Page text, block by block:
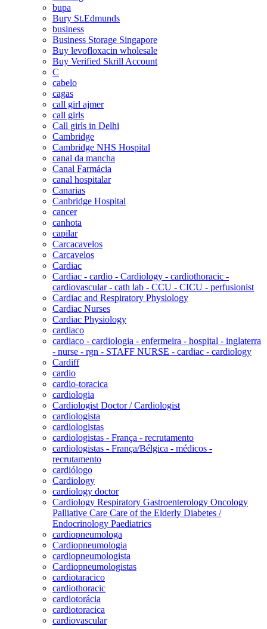
bupa
Bury St.Edmunds
business
Business Storage Singapore
Buy levofloxacin wholesale
Buy Verified Skrill Account
C
cabelo
cagas
call girl ajmer
call girls
Call girls in Delhi
Cambridge
Cambridge NHS Hospital
canal da mancha
Canal Farmácia
canal hospitalar
Canarias
Canbridge Hospital
cancer
canhota
capilar
Carcacavelos
Carcavelos
Cardiac
Cardiac - cardio - Cardiology - cardiothoracic -
cardiovascular - cath lab - CCU - CICU - perfusionist
Cardiac and Respiratory Physiology
Cardiac Nurses
Cardiac Physiology
cardiaco
cardiaco - cardiologia - enfermeira - hospital - inglaterra
- nurse - rgn - STAFF NURSE - cardiac - cardiology
Cardiff
cardio
cardio-toracica
cardiologia
Cardiologist Doctor / Cardiologist
cardiologista
cardiologistas
cardiologistas - França - recrutamento
cardiologistas - França/Bélgica - médicos -
recrutamento
cardiólogo
Cardiology
cardiology doctor
Cardiology Respiratory Gastroenterology Oncology
Palliative Care Care of the Elderly Diabetes /
Endocrinology Paediatrics
cardiopneumologa
Cardiopneumologia
cardiopneumologista
Cardiopneumologistas
cardiotaracico
cardiothoracic
cardiotorácia
cardiotoracica
cardiovascular